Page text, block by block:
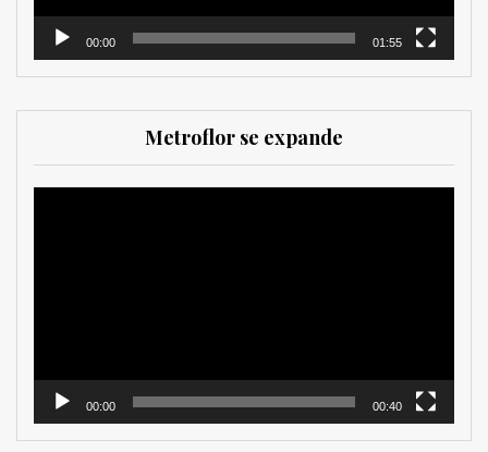
00:00 01:55
Metroflor se expande
00:00 00:40